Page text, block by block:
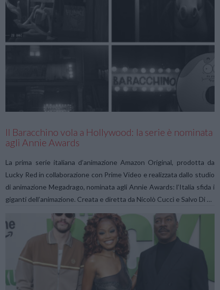
VIEW POST
Il Baracchino vola a Hollywood: la serie è nominata
agli Annie Awards
La prima serie italiana d’animazione Amazon Original, prodotta da
Lucky Red in collaborazione con Prime Video e realizzata dallo studio
di animazione Megadrago, nominata agli Annie Awards: l’Italia sfida i
giganti dell’animazione. Creata e diretta da Nicolò Cuccì e Salvo Di …